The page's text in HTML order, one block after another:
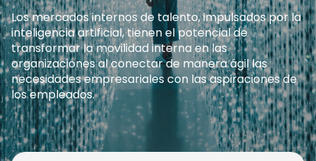
Los mercados internos de talento, impulsados por la
inteligencia artificial, tienen el potencial de
transformar la movilidad interna en las
organizaciones al conectar de manera ágil las
necesidades empresariales con las aspiraciones de
los empleados.